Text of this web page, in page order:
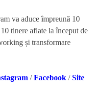
/Facebook /Site